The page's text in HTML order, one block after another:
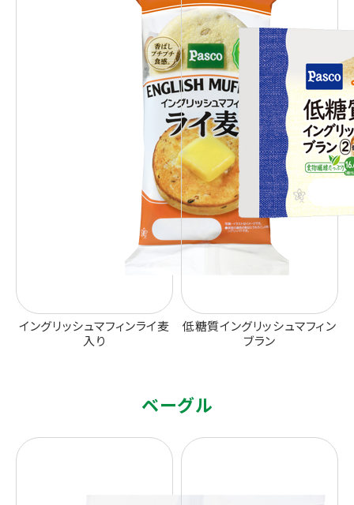
イングリッシュマフィンライ麦
入り
低糖質イングリッシュマフィン
ブラン
ベーグル